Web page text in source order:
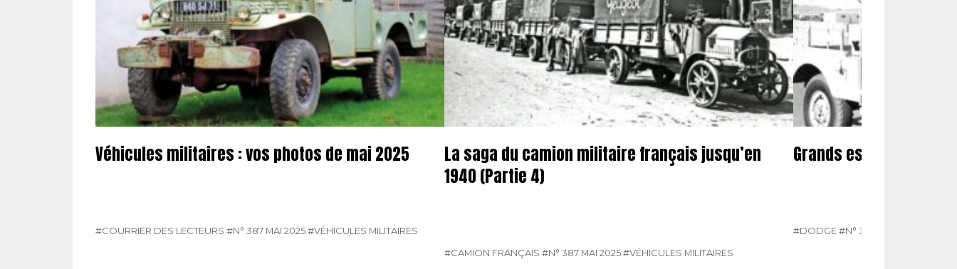
Véhicules militaires : vos photos de mai 2025
#COURRIER DES LECTEURS #N° 387 MAI 2025#VÉHICULES MILITAIRES
La saga du camion militaire français jusqu’en
1940 (Partie 4)
#CAMION FRANÇAIS #N° 387 MAI 2025#VÉHICULES MILITAIRES
Grands espaces et
#DODGE#N° 386 AVRIL 2025